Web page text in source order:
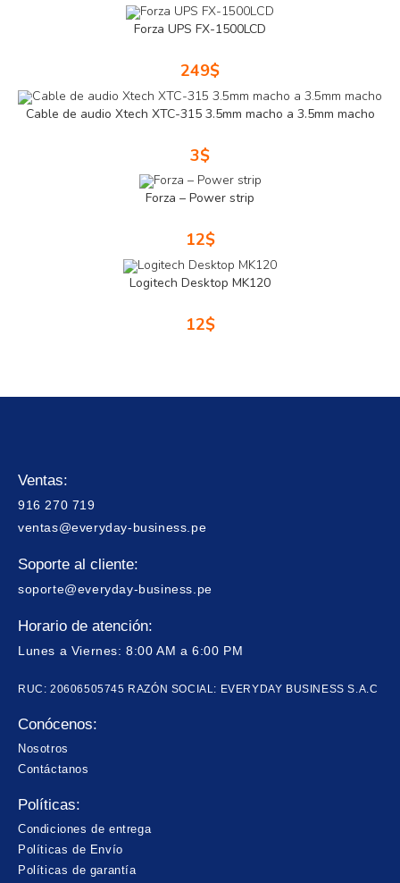
Forza UPS FX-1500LCD
249$
Cable de audio Xtech XTC-315 3.5mm macho a 3.5mm macho
3$
Forza – Power strip
12$
Logitech Desktop MK120
12$
Ventas:
916 270 719
ventas@everyday-business.pe
Soporte al cliente:
soporte@everyday-business.pe
Horario de atención:
Lunes a Viernes: 8:00 AM a 6:00 PM
RUC: 20606505745 RAZÓN SOCIAL: EVERYDAY BUSINESS S.A.C
Conócenos:
Nosotros
Contáctanos
Políticas:
Condiciones de entrega
Políticas de Envío
Políticas de garantía